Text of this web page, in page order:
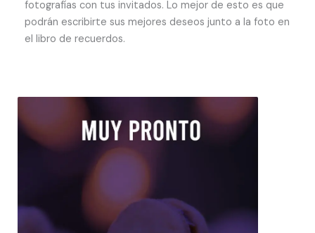
fotografías con tus invitados. Lo mejor de esto es que
podrán escribirte sus mejores deseos junto a la foto en
el libro de recuerdos.